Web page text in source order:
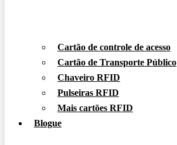
Cartão de controle de acesso
Cartão de Transporte Público
Chaveiro RFID
Pulseiras RFID
Mais cartões RFID
Blogue